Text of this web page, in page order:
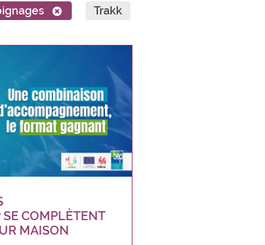
Trakk
COMPLÈTENT
MAISON